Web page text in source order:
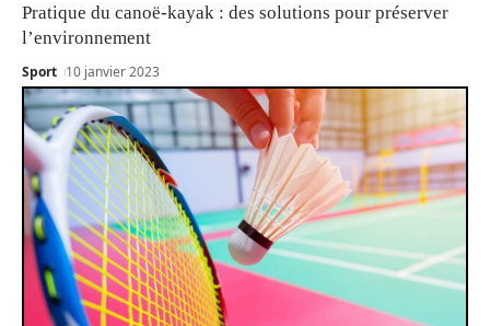
Pratique du canoë-kayak : des solutions pour préserver
l’environnement
Sport 10 janvier 2023